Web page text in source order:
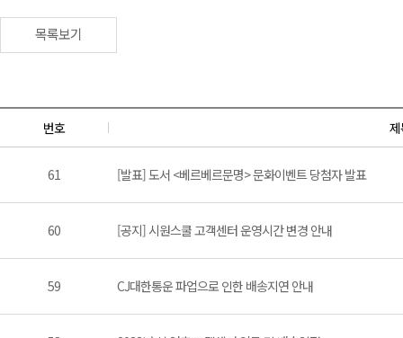
목록보기
번호
61 [발표] 도서 <베르베르문명> 문화이벤트 당첨자 발표
60 [공지] 시원스쿨 고객센터 운영시간 변경 안내
59 CJ대한통운 파업으로 인한 배송지연 안내